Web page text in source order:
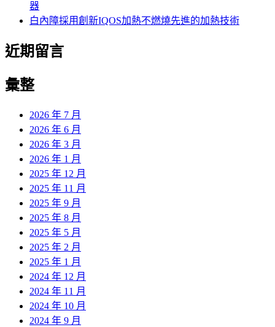
器
白內障採用創新IQOS加熱不燃燒先進的加熱技術
近期留言
彙整
2026 年 7 月
2026 年 6 月
2026 年 3 月
2026 年 1 月
2025 年 12 月
2025 年 11 月
2025 年 9 月
2025 年 8 月
2025 年 5 月
2025 年 2 月
2025 年 1 月
2024 年 12 月
2024 年 11 月
2024 年 10 月
2024 年 9 月